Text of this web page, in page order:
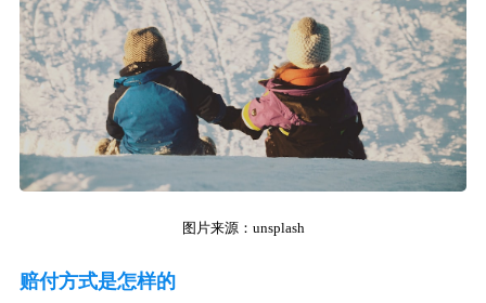
图片来源：unsplash
赔付方式是怎样的